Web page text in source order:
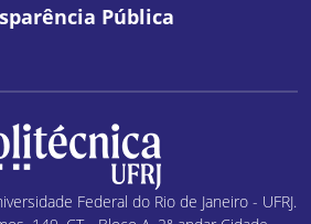
Pública
Federal do Rio de Janeiro - UFRJ.